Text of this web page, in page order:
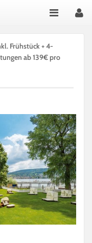
Frühstück + 4-
ab 139€ pro